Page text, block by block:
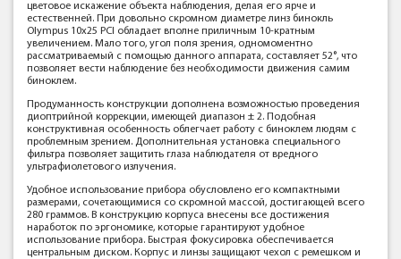
цветовое искажение объекта наблюдения, делая его ярче и
естественней. При довольно скромном диаметре линз бинокль
Olympus 10x25 PCI обладает вполне приличным 10-кратным
увеличением. Мало того, угол поля зрения, одномоментно
рассматриваемый с помощью данного аппарата, составляет 52°, что
позволяет вести наблюдение без необходимости движения самим
биноклем.
Продуманность конструкции дополнена возможностью проведения
диоптрийной коррекции, имеющей диапазон ± 2. Подобная
конструктивная особенность облегчает работу с биноклем людям с
проблемным зрением. Дополнительная установка специального
фильтра позволяет защитить глаза наблюдателя от вредного
ультрафиолетового излучения.
Удобное использование прибора обусловлено его компактными
размерами, сочетающимися со скромной массой, достигающей всего
280 граммов. В конструкцию корпуса внесены все достижения
наработок по эргономике, которые гарантируют удобное
использование прибора. Быстрая фокусировка обеспечивается
центральным диском. Корпус и линзы защищают чехол с ремешком и